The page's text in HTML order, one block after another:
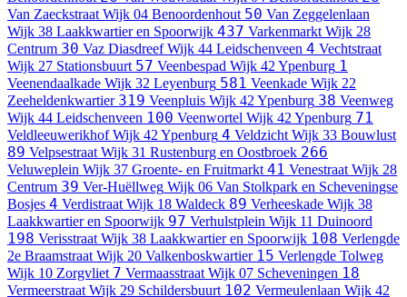
Van Zaeckstraat Wijk 04 Benoordenhout 50 Van Zeggelenlaan
Wijk 38 Laakkwartier en Spoorwijk 437 Varkenmarkt Wijk 28
Centrum 30 Vaz Diasdreef Wijk 44 Leidschenveen 4 Vechtstraat
Wijk 27 Stationsbuurt 57 Veenbespad Wijk 42 Ypenburg 1
Veenendaalkade Wijk 32 Leyenburg 581 Veenkade Wijk 22
Zeeheldenkwartier 319 Veenpluis Wijk 42 Ypenburg 38 Veenweg
Wijk 44 Leidschenveen 100 Veenwortel Wijk 42 Ypenburg 71
Veldleeuwerikhof Wijk 42 Ypenburg 4 Veldzicht Wijk 33 Bouwlust
89 Velpsestraat Wijk 31 Rustenburg en Oostbroek 266
Veluweplein Wijk 37 Groente- en Fruitmarkt 41 Venestraat Wijk 28
Centrum 39 Ver-Huëllweg Wijk 06 Van Stolkpark en Scheveningse
Bosjes 4 Verdistraat Wijk 18 Waldeck 89 Verheeskade Wijk 38
Laakkwartier en Spoorwijk 97 Verhulstplein Wijk 11 Duinoord
198 Verisstraat Wijk 38 Laakkwartier en Spoorwijk 108 Verlengde
2e Braamstraat Wijk 20 Valkenboskwartier 15 Verlengde Tolweg
Wijk 10 Zorgvliet 7 Vermaasstraat Wijk 07 Scheveningen 18
Vermeerstraat Wijk 29 Schildersbuurt 102 Vermeulenlaan Wijk 42